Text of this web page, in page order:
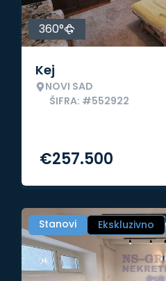
360°
Kej
NOVI SAD
ŠIFRA: #552922
€257.500
Stanovi Ekskluzivno